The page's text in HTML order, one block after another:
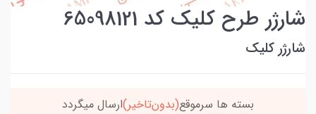
شارژر طرح کلیک کد 65098121
شارژر کلیک
خریدتو به5میلیون برسون،ارسالت‌رایگانه